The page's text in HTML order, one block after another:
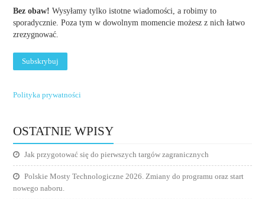
Bez obaw! Wysyłamy tylko istotne wiadomości, a robimy to
sporadycznie. Poza tym w dowolnym momencie możesz z nich łatwo
zrezygnować.
Polityka prywatności
OSTATNIE WPISY
Jak przygotować się do pierwszych targów zagranicznych
Polskie Mosty Technologiczne 2026. Zmiany do programu oraz start
nowego naboru.